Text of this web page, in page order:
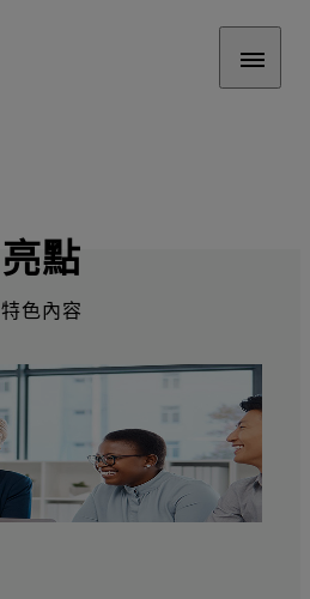
亮點
特色內容